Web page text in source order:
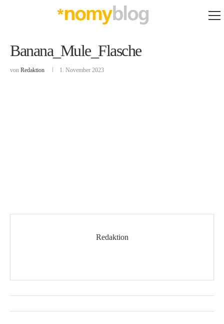
Banana_Mule_Flasche
von Redaktion 1. November 2023
Redaktion